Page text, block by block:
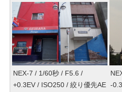
NEX-7 / 1/60秒 / F5.6 /
+0.3EV / ISO250 / 絞り優先AE -